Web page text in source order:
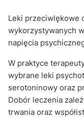
Leki przeciwlękowe
wykorzystywanych
napięcia
W praktyce
wybrane leki
serotoninowy oraz
Dobór leczenia
trwania oraz